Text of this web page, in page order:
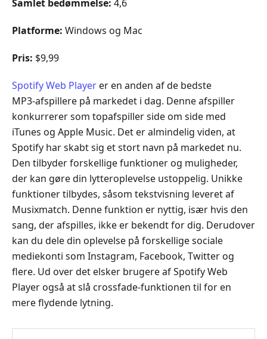
Samlet bedømmelse: 4,6
Platforme: Windows og Mac
Pris: $9,99
Spotify Web Player er en anden af de bedste
MP3‑afspillere på markedet i dag. Denne afspiller
konkurrerer som topafspiller side om side med
iTunes og Apple Music. Det er almindelig viden, at
Spotify har skabt sig et stort navn på markedet nu.
Den tilbyder forskellige funktioner og muligheder,
der kan gøre din lytteroplevelse ustoppelig. Unikke
funktioner tilbydes, såsom tekstvisning leveret af
Musixmatch. Denne funktion er nyttig, især hvis den
sang, der afspilles, ikke er bekendt for dig. Derudover
kan du dele din oplevelse på forskellige sociale
mediekonti som Instagram, Facebook, Twitter og
flere. Ud over det elsker brugere af Spotify Web
Player også at slå crossfade‑funktionen til for en
mere flydende lytning.